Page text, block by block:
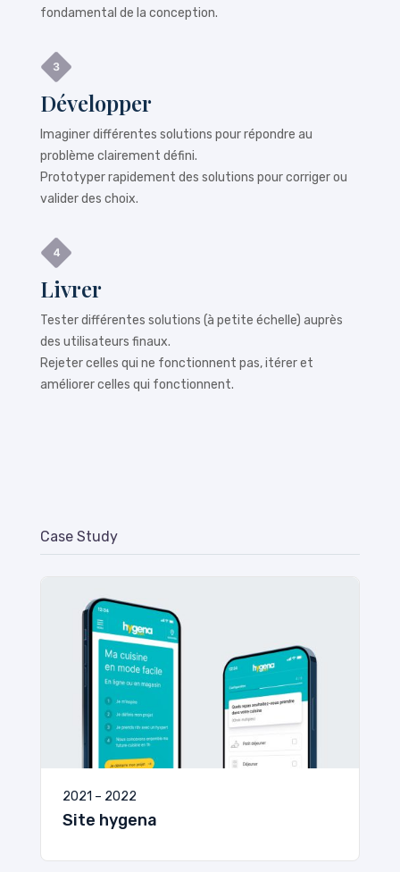
fondamental de la conception.
Développer
Imaginer différentes solutions pour répondre au
problème clairement défini.
Prototyper rapidement des solutions pour corriger ou
valider des choix.
Livrer
Tester différentes solutions (à petite échelle) auprès
des utilisateurs finaux.
Rejeter celles qui ne fonctionnent pas, itérer et
améliorer celles qui fonctionnent.
Case Study
2021 – 2022
Site hygena